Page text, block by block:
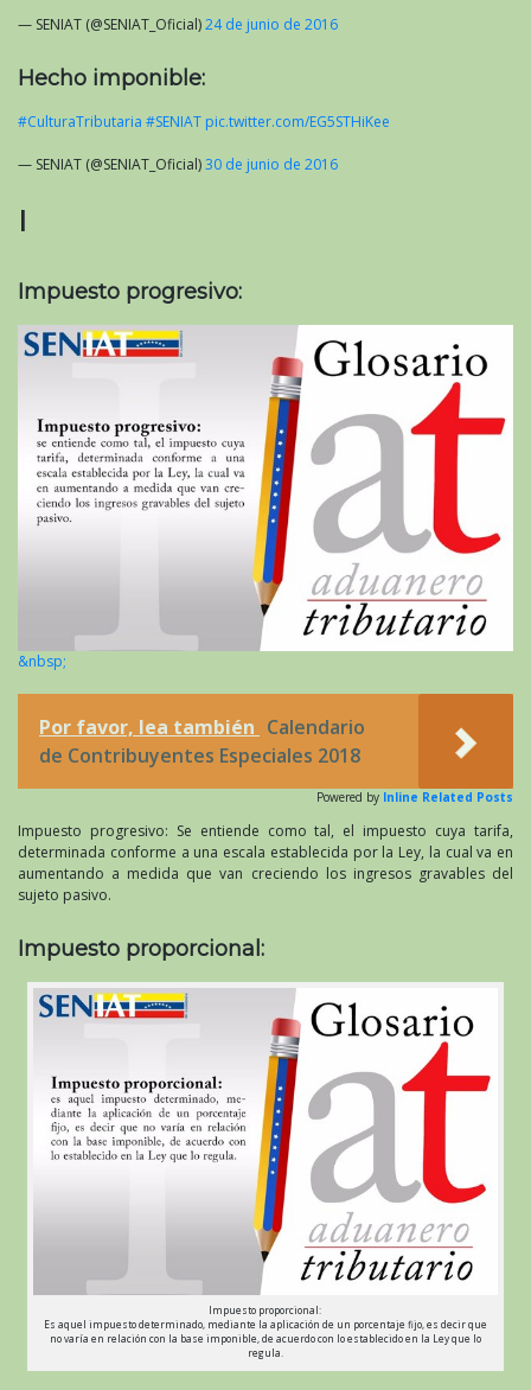
— SENIAT (@SENIAT_Oficial)24 de junio de 2016
Hecho imponible:
#CulturaTributaria #SENIAT pic.twitter.com/EG5STHiKee
— SENIAT (@SENIAT_Oficial)30 de junio de 2016
I
Impuesto progresivo:
&nbsp;
Por favor, lea también Calendario
de Contribuyentes Especiales 2018
Powered by Inline Related Posts
Impuesto progresivo: Se entiende como tal, el impuesto cuya tarifa,
determinada conforme a una escala establecida por la Ley, la cual va en
aumentando a medida que van creciendo los ingresos gravables del
sujeto pasivo.
Impuesto proporcional:
Impuesto proporcional:
Es aquel impuesto determinado, mediante la aplicación de un porcentaje fijo, es decir que
no varía en relación con la base imponible, de acuerdo con lo establecido en la Ley que lo
regula.